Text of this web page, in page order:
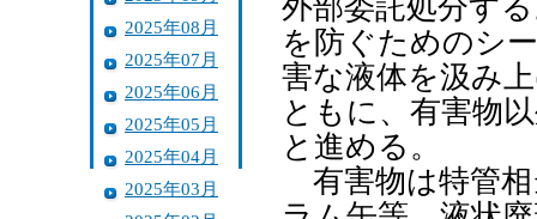
2025年08月
2025年07月
2025年06月
2025年05月
2025年04月
2025年03月
外部委託処分す
を防ぐためのシ
害な液体を汲み
ともに、有害物
と進める。
有害物は特管相